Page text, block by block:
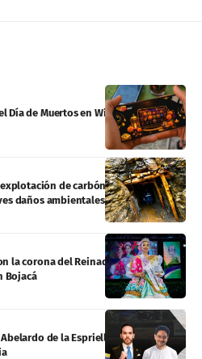
Día de Muertos en Winpot México
de carbón en zonas
daños ambientales
la corona del Reinado
Bojacá
de la Espriella e Iván Cepeda